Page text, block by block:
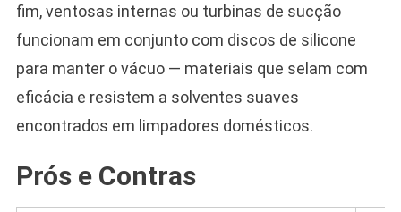
fim, ventosas internas ou turbinas de sucção
funcionam em conjunto com discos de silicone
para manter o vácuo — materiais que selam com
eficácia e resistem a solventes suaves
encontrados em limpadores domésticos.
Prós e Contras